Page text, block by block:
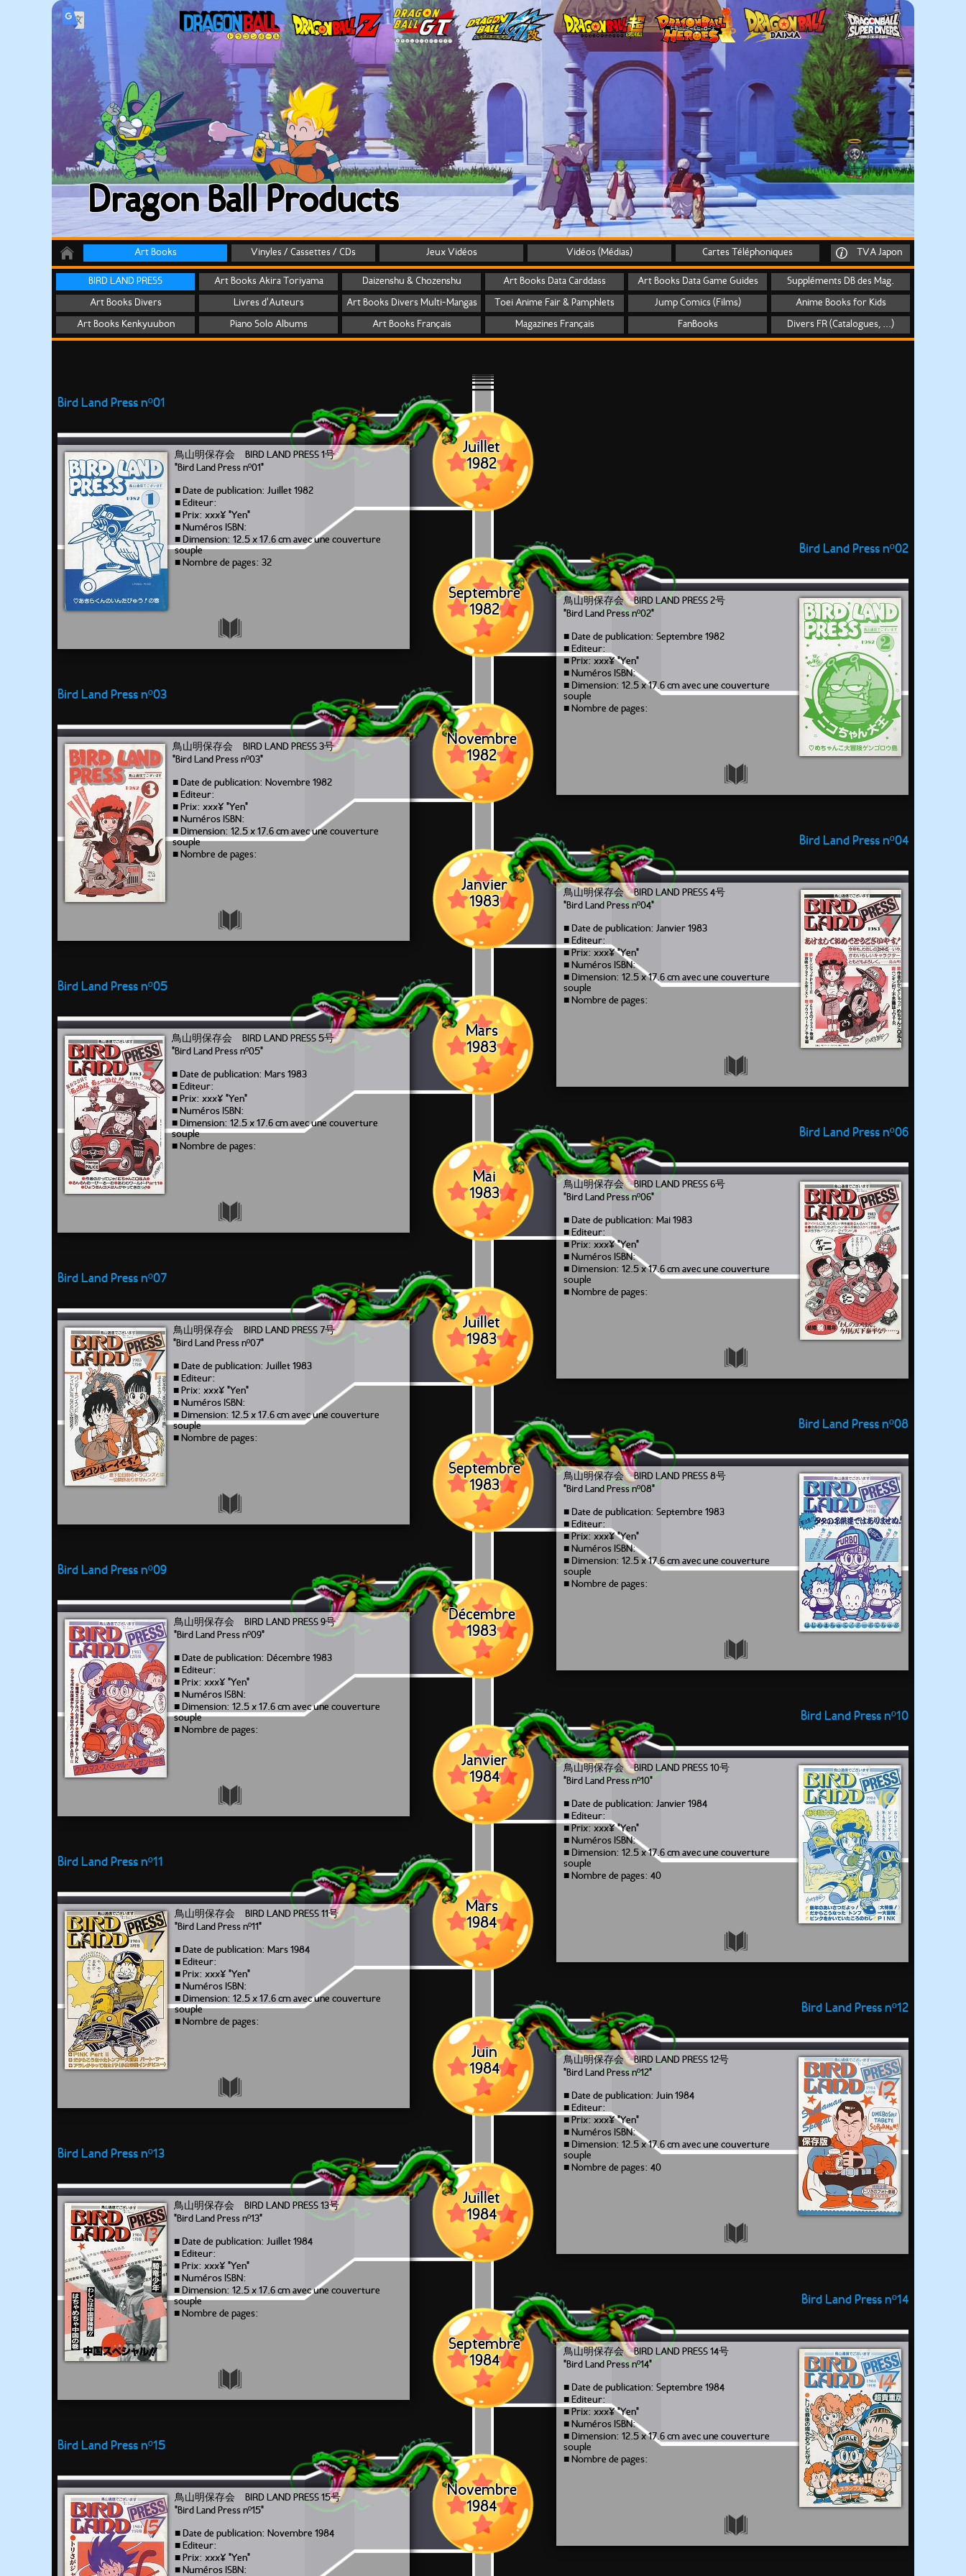
Dragon Ball Products
Art Books Vinyles / Cassettes / CDs Jeux Vidéos Vidéos (Médias) Cartes Téléphoniques TVA Japon
BIRD LAND PRESS Art Books Akira Toriyama Daizenshu & Chozenshu Art Books Data Carddass Art Books Data Game Guides
Suppléments DB des Mag.
Art Books Divers
Livres d'Auteurs Art Books Divers Multi-Mangas Toei Anime Fair & Pamphlets Jump Comics (Films)
Anime Books for Kids
Art Books Kenkyuubon
Piano Solo Albums Art Books Français Magazines Français FanBooks Divers FR (Catalogues, ...)
Bird Land Press nº01
鳥山明保存会 BIRD LAND PRESS 1号
"Bird Land Press nº01"
■ Date de publication: Juillet 1982
■ Editeur:
■ Prix: xxx¥ "Yen"
■ Numéros ISBN:
■ Dimension: 12.5 x 17.6 cm avec une couverture
souple
■ Nombre de pages: 32
Juillet
1982
Bird Land Press nº02
鳥山明保存会 BIRD LAND PRESS 2号
"Bird Land Press nº02"
■ Date de publication: Septembre 1982
■ Editeur:
■ Prix: xxx¥ "Yen"
■ Numéros ISBN:
■ Dimension: 12.5 x 17.6 cm avec une couverture
souple
■ Nombre de pages:
Septembre
1982
Bird Land Press nº03
鳥山明保存会 BIRD LAND PRESS 3号
"Bird Land Press nº03"
■ Date de publication: Novembre 1982
■ Editeur:
■ Prix: xxx¥ "Yen"
■ Numéros ISBN:
■ Dimension: 12.5 x 17.6 cm avec une couverture
souple
■ Nombre de pages:
Novembre
1982
Bird Land Press nº04
鳥山明保存会 BIRD LAND PRESS 4号
"Bird Land Press nº04"
■ Date de publication: Janvier 1983
■ Editeur:
■ Prix: xxx¥ "Yen"
■ Numéros ISBN:
■ Dimension: 12.5 x 17.6 cm avec une couverture
souple
■ Nombre de pages:
Janvier
1983
Bird Land Press nº05
鳥山明保存会 BIRD LAND PRESS 5号
"Bird Land Press nº05"
■ Date de publication: Mars 1983
■ Editeur:
■ Prix: xxx¥ "Yen"
■ Numéros ISBN:
■ Dimension: 12.5 x 17.6 cm avec une couverture
souple
■ Nombre de pages:
Mars
1983
Bird Land Press nº06
鳥山明保存会 BIRD LAND PRESS 6号
"Bird Land Press nº06"
■ Date de publication: Mai 1983
■ Editeur:
■ Prix: xxx¥ "Yen"
■ Numéros ISBN:
■ Dimension: 12.5 x 17.6 cm avec une couverture
souple
■ Nombre de pages:
Mai
1983
Bird Land Press nº07
鳥山明保存会 BIRD LAND PRESS 7号
"Bird Land Press nº07"
■ Date de publication: Juillet 1983
■ Editeur:
■ Prix: xxx¥ "Yen"
■ Numéros ISBN:
■ Dimension: 12.5 x 17.6 cm avec une couverture
souple
■ Nombre de pages:
Juillet
1983
Bird Land Press nº08
鳥山明保存会 BIRD LAND PRESS 8号
"Bird Land Press nº08"
■ Date de publication: Septembre 1983
■ Editeur:
■ Prix: xxx¥ "Yen"
■ Numéros ISBN:
■ Dimension: 12.5 x 17.6 cm avec une couverture
souple
■ Nombre de pages:
Septembre
1983
Bird Land Press nº09
鳥山明保存会 BIRD LAND PRESS 9号
"Bird Land Press nº09"
■ Date de publication: Décembre 1983
■ Editeur:
■ Prix: xxx¥ "Yen"
■ Numéros ISBN:
■ Dimension: 12.5 x 17.6 cm avec une couverture
souple
■ Nombre de pages:
Décembre
1983
Bird Land Press nº10
鳥山明保存会 BIRD LAND PRESS 10号
"Bird Land Press nº10"
■ Date de publication: Janvier 1984
■ Editeur:
■ Prix: xxx¥ "Yen"
■ Numéros ISBN:
■ Dimension: 12.5 x 17.6 cm avec une couverture
souple
■ Nombre de pages: 40
Janvier
1984
Bird Land Press nº11
鳥山明保存会 BIRD LAND PRESS 11号
"Bird Land Press nº11"
■ Date de publication: Mars 1984
■ Editeur:
■ Prix: xxx¥ "Yen"
■ Numéros ISBN:
■ Dimension: 12.5 x 17.6 cm avec une couverture
souple
■ Nombre de pages:
Mars
1984
Bird Land Press nº12
鳥山明保存会 BIRD LAND PRESS 12号
"Bird Land Press nº12"
■ Date de publication: Juin 1984
■ Editeur:
■ Prix: xxx¥ "Yen"
■ Numéros ISBN:
■ Dimension: 12.5 x 17.6 cm avec une couverture
souple
■ Nombre de pages: 40
Juin
1984
Bird Land Press nº13
鳥山明保存会 BIRD LAND PRESS 13号
"Bird Land Press nº13"
■ Date de publication: Juillet 1984
■ Editeur:
■ Prix: xxx¥ "Yen"
■ Numéros ISBN:
■ Dimension: 12.5 x 17.6 cm avec une couverture
souple
■ Nombre de pages:
Juillet
1984
Bird Land Press nº14
鳥山明保存会 BIRD LAND PRESS 14号
"Bird Land Press nº14"
■ Date de publication: Septembre 1984
■ Editeur:
■ Prix: xxx¥ "Yen"
■ Numéros ISBN:
■ Dimension: 12.5 x 17.6 cm avec une couverture
souple
■ Nombre de pages:
Septembre
1984
Bird Land Press nº15
鳥山明保存会 BIRD LAND PRESS 15号
"Bird Land Press nº15"
■ Date de publication: Novembre 1984
■ Editeur:
■ Prix: xxx¥ "Yen"
■ Numéros ISBN:
Novembre
1984